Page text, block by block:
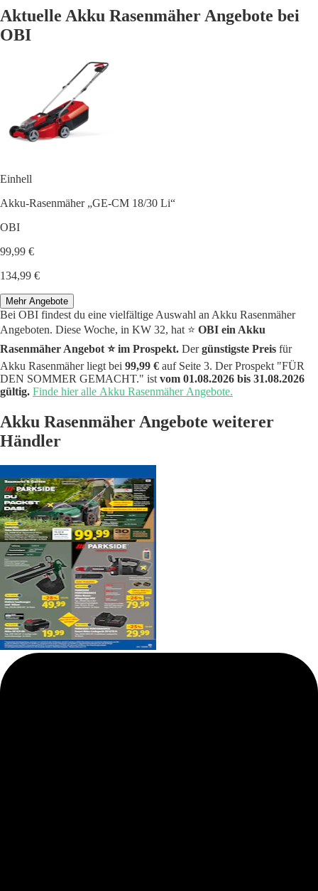
Aktuelle Akku Rasenmäher Angebote bei
OBI
Einhell
Akku-Rasenmäher „GE-CM 18/30 Li“
OBI
99,99 €
134,99 €
Mehr Angebote
Bei OBI findest du eine vielfältige Auswahl an Akku Rasenmäher
Angeboten. Diese Woche, in KW 32, hat ⭐️ OBI ein Akku
Rasenmäher Angebot ⭐️ im Prospekt. Dergünstigste Preis für
Akku Rasenmäher liegt bei 99,99 € auf Seite 3. Der Prospekt "FÜR
DEN SOMMER GEMACHT." ist vom 01.08.2026 bis 31.08.2026
gültig. Finde hier alle Akku Rasenmäher Angebote.
Akku Rasenmäher Angebote weiterer
Händler